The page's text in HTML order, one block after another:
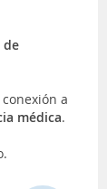
de
a
médica.